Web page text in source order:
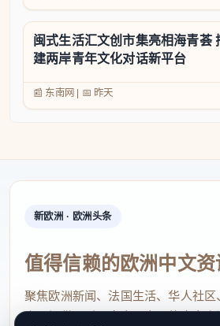
闽式生活汇文创市集亮相海青荟
建两岸青年文化对话新平台
📰 东南网 | 📅 昨天
新欧洲 · 欧洲头条
值得信赖的欧洲中文资
聚焦欧洲新闻、法国生活、华人社
点，提供及时、真实、实用的中文